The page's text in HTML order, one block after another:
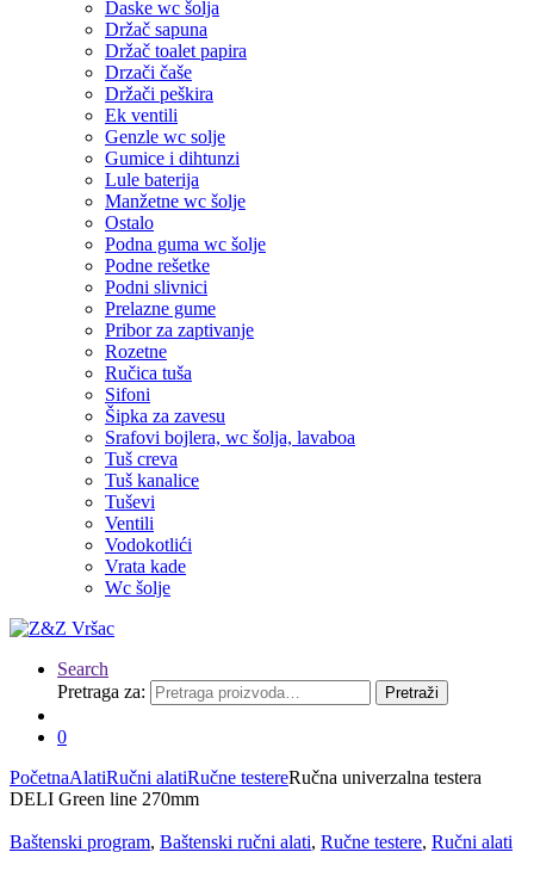
Daske wc šolja
Držač sapuna
Držač toalet papira
Drzači čaše
Držači peškira
Ek ventili
Genzle wc solje
Gumice i dihtunzi
Lule baterija
Manžetne wc šolje
Ostalo
Podna guma wc šolje
Podne rešetke
Podni slivnici
Prelazne gume
Pribor za zaptivanje
Rozetne
Ručica tuša
Sifoni
Šipka za zavesu
Srafovi bojlera, wc šolja, lavaboa
Tuš creva
Tuš kanalice
Tuševi
Ventili
Vodokotlići
Vrata kade
Wc šolje
Search
Pretraga za:
Pretraži
0
PočetnaAlatiRučni alatiRučne testereRučna univerzalna testera
DELI Green line 270mm
Baštenski program, Baštenski ručni alati, Ručne testere, Ručni alati